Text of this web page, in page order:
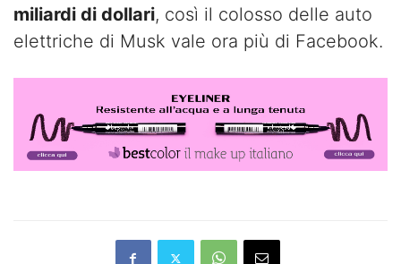
miliardi di dollari, così il colosso delle auto
elettriche di Musk vale ora più di Facebook.